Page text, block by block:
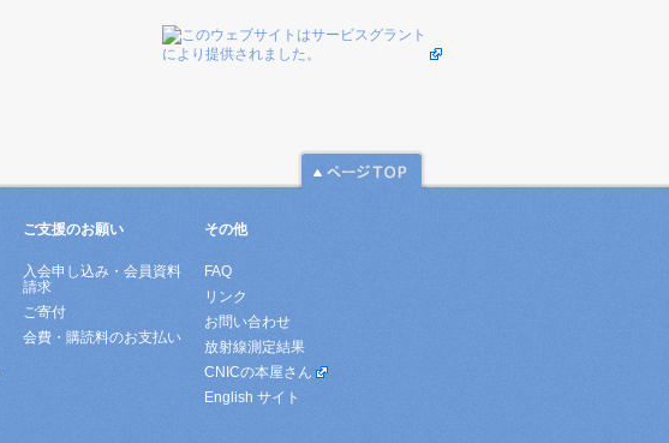
ご支援のお願い
入会申し込み・会員資料
請求
ご寄付
会費・購読料のお支払い
その他
FAQ
リンク
お問い合わせ
放射線測定結果
CNICの本屋さん
English サイト